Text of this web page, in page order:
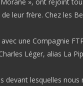
leur frère. Chez les
une Compagnie
Léger, alias La
devant lesquelles